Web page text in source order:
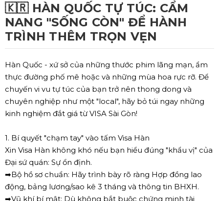
🇰🇷 HÀN QUỐC TỰ TÚC: CẨM
NANG "SỐNG CÒN" ĐỂ HÀNH
TRÌNH THÊM TRỌN VẸN
Hàn Quốc - xứ sở của những thước phim lãng mạn, ẩm
thực đường phố mê hoặc và những mùa hoa rực rỡ. Để
chuyến vi vu tự túc của bạn trở nên thong dong và
chuyên nghiệp như một "local", hãy bỏ túi ngay những
kinh nghiệm đắt giá từ VISA Sài Gòn!
1. Bí quyết "chạm tay" vào tấm Visa Hàn
Xin Visa Hàn không khó nếu bạn hiểu đúng "khẩu vị" của
Đại sứ quán: Sự ổn định.
➡Bộ hồ sơ chuẩn: Hãy trình bày rõ ràng Hợp đồng lao
động, bảng lương/sao kê 3 tháng và thông tin BHXH.
➡Vũ khí bí mật: Dù không bắt buộc chứng minh tài